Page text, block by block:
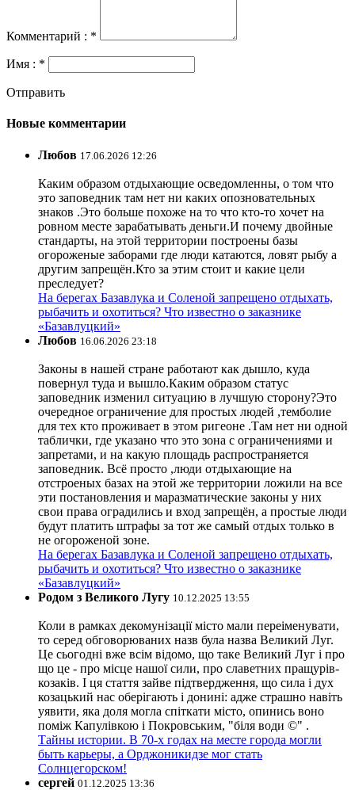
Комментарий : *
Имя : *
Отправить
Новые комментарии
Любов 17.06.2026 12:26
Каким образом отдыхающие осведомленны, о том что
это заповедник там нет ни каких опозновательных
знаков .Это больше похоже на то что кто-то хочет на
ровном месте зарабатывать деньги.И почему двойные
стандарты, на этой территории построены базы
огороженые заборами где люди катаются, ловят рыбу а
другим запрещён.Кто за этим стоит и какие цели
преследует?
На берегах Базавлука и Соленой запрещено отдыхать,
рыбачить и охотиться? Что известно о заказнике
«Базавлуцкий»
Любов 16.06.2026 23:18
Законы в нашей стране работают как дышло, куда
повернул туда и вышло.Каким образом статус
заповедник изменил ситуацию в лучшую сторону?Это
очередное ограничение для простых людей ,темболие
для тех кто проживает в этом ригеоне .Там нет ни одной
таблички, где указано что это зона с ограничениями и
запретами, и на какую площадь распространяется
заповедник. Всё просто ,люди отдыхающие на
отстроеных базах на этой же территории ложили на все
эти постановления и маразматические законы у них
свои права оградились и вход запрещён, а простые люди
будут платить штрафы за тот же самый отдых только в
не огороженой зоне.
На берегах Базавлука и Соленой запрещено отдыхать,
рыбачить и охотиться? Что известно о заказнике
«Базавлуцкий»
Родом з Великого Лугу 10.12.2025 13:55
Коли в рамках декомунізації місто мали переіменувати,
то серед обговорюваних назв була назва Великий Луг.
Це сьогодні вже всім відомо, що таке Великий Луг і про
що це - про місце нашої сили, про славетних пращурів-
козаків. І ця стаття зайве підтвердження, що сила і дух
козацький нас оберігають і донині: адже страшно навіть
уявити, яка доля могла спіткати місто, опинись воно
поміж Капулівкою і Покровським, "біля води ©" .
Тайны истории. В 70-х годах на месте города могли
быть карьеры, а Орджоникидзе мог стать
Солнцегорском!
сергей 01.12.2025 13:36